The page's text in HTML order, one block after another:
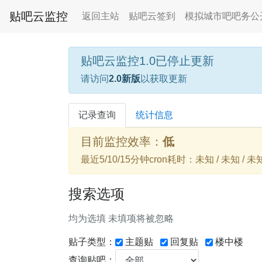
贴吧云监控 返回主站 贴吧云签到 模拟城市吧吧务公
贴吧云监控1.0已停止更新
请访问2.0新版 以获取更新
记录查询 统计信息
目前监控效率： 低
最近5/10/15分钟cron耗时：未知 / 未知 / 未
搜索选项
均为选填 未填项将被忽略
贴子类型： 主题贴 回复贴
楼中楼
查询贴吧：